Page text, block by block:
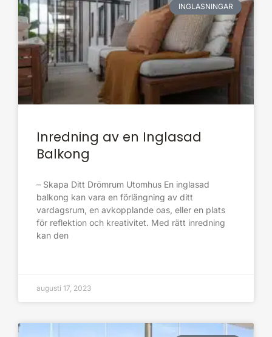
INGLASNINGAR
Inredning av en Inglasad
Balkong
– Skapa Ditt Drömrum Utomhus En inglasad
balkong kan vara en förlängning av ditt
vardagsrum, en avkopplande oas, eller en plats
för reflektion och kreativitet. Med rätt inredning
kan den
augusti 17, 2023